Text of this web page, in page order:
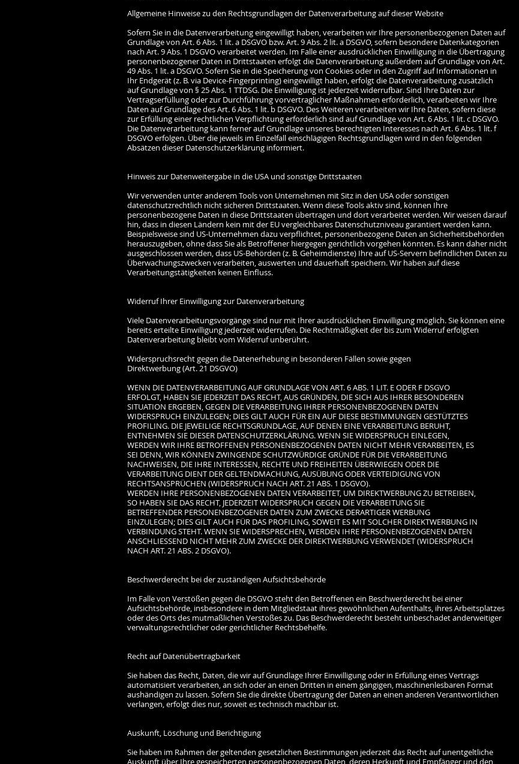
Allgemeine Hinweise zu den Rechtsgrundlagen der Datenverarbeitung auf dieser Website
Sofern Sie in die Datenverarbeitung eingewilligt haben, verarbeiten wir Ihre personenbezogenen Daten auf
Grundlage von Art. 6 Abs. 1 lit. a DSGVO bzw. Art. 9 Abs. 2 lit. a DSGVO, sofern besondere Datenkategorien
nach Art. 9 Abs. 1 DSGVO verarbeitet werden. Im Falle einer ausdrücklichen Einwilligung in die Übertragung
personenbezogener Daten in Drittstaaten erfolgt die Datenverarbeitung außerdem auf Grundlage von Art.
49 Abs. 1 lit. a DSGVO. Sofern Sie in die Speicherung von Cookies oder in den Zugriff auf Informationen in
Ihr Endgerät (z. B. via Device-Fingerprinting) eingewilligt haben, erfolgt die Datenverarbeitung zusätzlich
auf Grundlage von § 25 Abs. 1 TTDSG. Die Einwilligung ist jederzeit widerrufbar. Sind Ihre Daten zur
Vertragserfüllung oder zur Durchführung vorvertraglicher Maßnahmen erforderlich, verarbeiten wir Ihre
Daten auf Grundlage des Art. 6 Abs. 1 lit. b DSGVO. Des Weiteren verarbeiten wir Ihre Daten, sofern diese
zur Erfüllung einer rechtlichen Verpflichtung erforderlich sind auf Grundlage von Art. 6 Abs. 1 lit. c DSGVO.
Die Datenverarbeitung kann ferner auf Grundlage unseres berechtigten Interesses nach Art. 6 Abs. 1 lit. f
DSGVO erfolgen. Über die jeweils im Einzelfall einschlägigen Rechtsgrundlagen wird in den folgenden
Absätzen dieser Datenschutzerklärung informiert.
Hinweis zur Datenweitergabe in die USA und sonstige Drittstaaten
Wir verwenden unter anderem Tools von Unternehmen mit Sitz in den USA oder sonstigen
datenschutzrechtlich nicht sicheren Drittstaaten. Wenn diese Tools aktiv sind, können Ihre
personenbezogene Daten in diese Drittstaaten übertragen und dort verarbeitet werden. Wir weisen darauf
hin, dass in diesen Ländern kein mit der EU vergleichbares Datenschutzniveau garantiert werden kann.
Beispielsweise sind US-Unternehmen dazu verpflichtet, personenbezogene Daten an Sicherheitsbehörden
herauszugeben, ohne dass Sie als Betroffener hiergegen gerichtlich vorgehen könnten. Es kann daher nicht
ausgeschlossen werden, dass US-Behörden (z. B. Geheimdienste) Ihre auf US-Servern befindlichen Daten zu
Überwachungszwecken verarbeiten, auswerten und dauerhaft speichern. Wir haben auf diese
Verarbeitungstätigkeiten keinen Einfluss.
Widerruf Ihrer Einwilligung zur Datenverarbeitung
Viele Datenverarbeitungsvorgänge sind nur mit Ihrer ausdrücklichen Einwilligung möglich. Sie können eine
bereits erteilte Einwilligung jederzeit widerrufen. Die Rechtmäßigkeit der bis zum Widerruf erfolgten
Datenverarbeitung bleibt vom Widerruf unberührt.
Widerspruchsrecht gegen die Datenerhebung in besonderen Fällen sowie gegen
Direktwerbung (Art. 21 DSGVO)
WENN DIE DATENVERARBEITUNG AUF GRUNDLAGE VON ART. 6 ABS. 1 LIT. E ODER F DSGVO
ERFOLGT, HABEN SIE JEDERZEIT DAS RECHT, AUS GRÜNDEN, DIE SICH AUS IHRER BESONDEREN
SITUATION ERGEBEN, GEGEN DIE VERARBEITUNG IHRER PERSONENBEZOGENEN DATEN
WIDERSPRUCH EINZULEGEN; DIES GILT AUCH FÜR EIN AUF DIESE BESTIMMUNGEN GESTÜTZTES
PROFILING. DIE JEWEILIGE RECHTSGRUNDLAGE, AUF DENEN EINE VERARBEITUNG BERUHT,
ENTNEHMEN SIE DIESER DATENSCHUTZERKLÄRUNG. WENN SIE WIDERSPRUCH EINLEGEN,
WERDEN WIR IHRE BETROFFENEN PERSONENBEZOGENEN DATEN NICHT MEHR VERARBEITEN, ES
SEI DENN, WIR KÖNNEN ZWINGENDE SCHUTZWÜRDIGE GRÜNDE FÜR DIE VERARBEITUNG
NACHWEISEN, DIE IHRE INTERESSEN, RECHTE UND FREIHEITEN ÜBERWIEGEN ODER DIE
VERARBEITUNG DIENT DER GELTENDMACHUNG, AUSÜBUNG ODER VERTEIDIGUNG VON
RECHTSANSPRÜCHEN (WIDERSPRUCH NACH ART. 21 ABS. 1 DSGVO).
WERDEN IHRE PERSONENBEZOGENEN DATEN VERARBEITET, UM DIREKTWERBUNG ZU BETREIBEN,
SO HABEN SIE DAS RECHT, JEDERZEIT WIDERSPRUCH GEGEN DIE VERARBEITUNG SIE
BETREFFENDER PERSONENBEZOGENER DATEN ZUM ZWECKE DERARTIGER WERBUNG
EINZULEGEN; DIES GILT AUCH FÜR DAS PROFILING, SOWEIT ES MIT SOLCHER DIREKTWERBUNG IN
VERBINDUNG STEHT. WENN SIE WIDERSPRECHEN, WERDEN IHRE PERSONENBEZOGENEN DATEN
ANSCHLIESSEND NICHT MEHR ZUM ZWECKE DER DIREKTWERBUNG VERWENDET (WIDERSPRUCH
NACH ART. 21 ABS. 2 DSGVO).
Beschwerderecht bei der zuständigen Aufsichtsbehörde
Im Falle von Verstößen gegen die DSGVO steht den Betroffenen ein Beschwerderecht bei einer
Aufsichtsbehörde, insbesondere in dem Mitgliedstaat ihres gewöhnlichen Aufenthalts, ihres Arbeitsplatzes
oder des Orts des mutmaßlichen Verstoßes zu. Das Beschwerderecht besteht unbeschadet anderweitiger
verwaltungsrechtlicher oder gerichtlicher Rechtsbehelfe.
Recht auf Datenübertragbarkeit
Sie haben das Recht, Daten, die wir auf Grundlage Ihrer Einwilligung oder in Erfüllung eines Vertrags
automatisiert verarbeiten, an sich oder an einen Dritten in einem gängigen, maschinenlesbaren Format
aushändigen zu lassen. Sofern Sie die direkte Übertragung der Daten an einen anderen Verantwortlichen
verlangen, erfolgt dies nur, soweit es technisch machbar ist.
Auskunft, Löschung und Berichtigung
Sie haben im Rahmen der geltenden gesetzlichen Bestimmungen jederzeit das Recht auf unentgeltliche
Auskunft über Ihre gespeicherten personenbezogenen Daten, deren Herkunft und Empfänger und den